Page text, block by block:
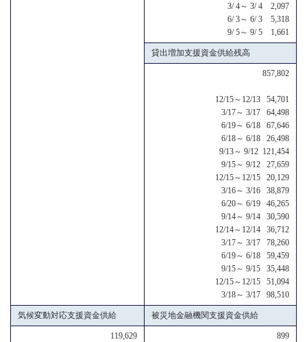
3/ 4～ 3/ 4 2,097
6/ 3～ 6/ 3 5,318
9/ 5～ 9/ 5 1,661
貸出増加支援資金供給残高
857,802
12/15～12/13 54,701
3/17～ 3/17 64,498
6/19～ 6/18 67,646
6/18～ 6/18 26,498
9/13～ 9/12 121,454
9/15～ 9/12 27,659
12/15～12/15 20,129
3/16～ 3/16 38,879
6/20～ 6/19 46,265
9/14～ 9/14 30,590
12/14～12/14 36,712
3/17～ 3/17 78,260
6/19～ 6/18 59,459
9/15～ 9/15 35,448
12/15～12/15 51,094
3/18～ 3/17 98,510
気候変動対応支援資金供給 被災地金融機関支援資金供給
119,629 899